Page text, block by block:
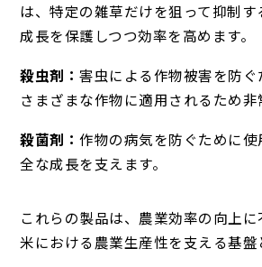
は、特定の雑草だけを狙って抑制す
成長を保護しつつ効率を高めます。
殺虫剤：害虫による作物被害を防ぐ
さまざまな作物に適用されるため非
殺菌剤：作物の病気を防ぐために
全な成長を支えます。
これらの製品は、農業効率の向上
米における農業生産性を支える基盤